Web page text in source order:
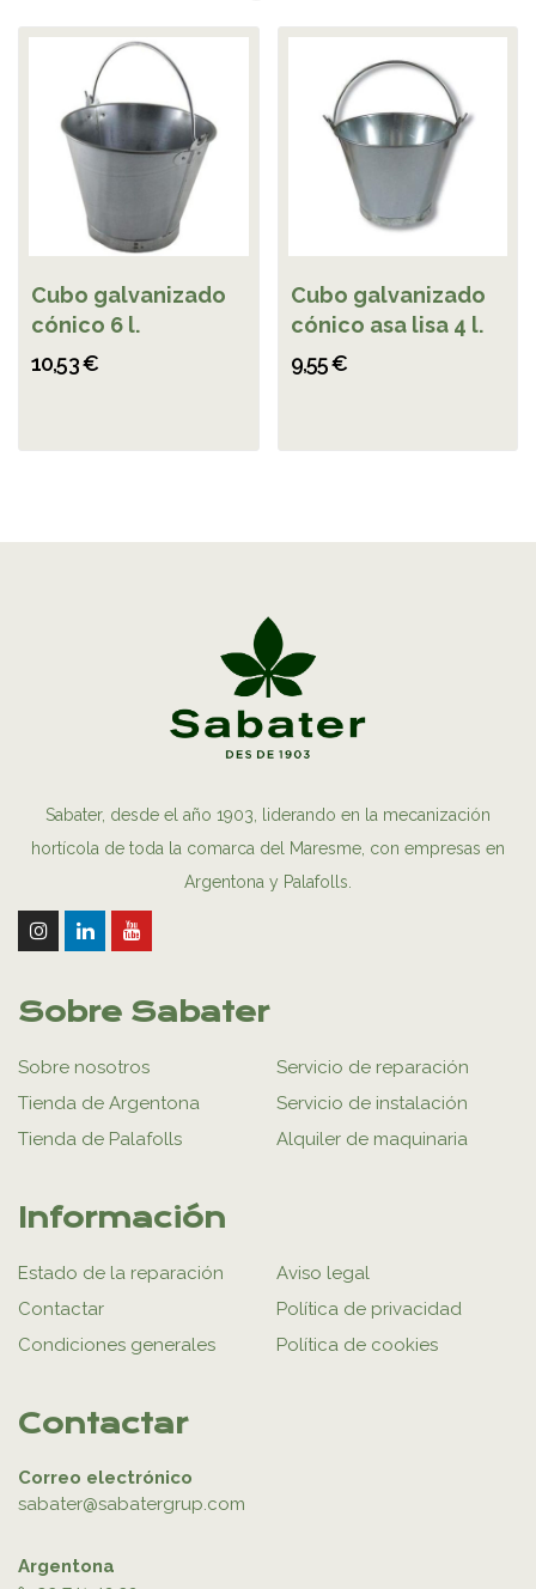
Cubo galvanizado
cónico 6 l.
10,53 €
Cubo galvanizado
cónico asa lisa 4 l.
9,55 €
Sabater, desde el año 1903, liderando en la mecanización
hortícola de toda la comarca del Maresme, con empresas en
Argentona y Palafolls.
Sobre Sabater
Sobre nosotros
Tienda de Argentona
Tienda de Palafolls
Servicio de reparación
Servicio de instalación
Alquiler de maquinaria
Información
Estado de la reparación
Contactar
Condiciones generales
Aviso legal
Política de privacidad
Política de cookies
Contactar
Correo electrónico
sabater@sabatergrup.com
Argentona